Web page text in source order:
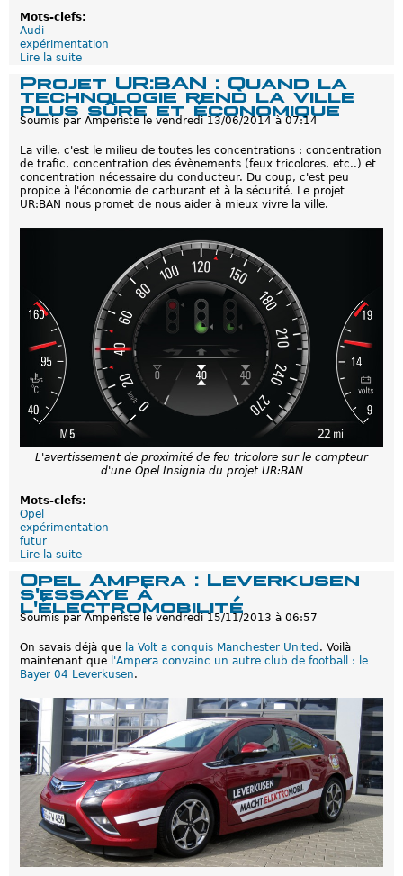
Mots-clefs:
Audi
expérimentation
Lire la suite
A
u
d
u
b
l
i
e
e
e
x
r
m
t
i
o
s
h
y
i
d
e
s
r
e
c
h
a
r
g
e
Projet UR:BAN : Quand la
technologie rend la ville
plus sûre et économique
Soumis par Amperistele vendredi 13/06/2014 à 07:14
La ville, c'est le milieu de toutes les concentrations : concentration
de trafic, concentration des évènements (feux tricolores, etc..) et
concentration nécessaire du conducteur. Du coup, c'est peu
propice à l'économie de carburant et à la sécurité. Le projet
UR:BAN nous promet de nous aider à mieux vivre la ville.
L'avertissement de proximité de feu tricolore sur le compteur
d'une Opel Insignia du projet UR:BAN
Mots-clefs:
Opel
expérimentation
futur
Lire la suite
r
o
t
U
R
B
A
N
:
Q
u
a
n
d
l
a
t
e
Opel Ampera : Leverkusen
s'essaye à
l'électromobilité
Soumis parAmperistele vendredi 15/11/2013 à 06:57
On savais déjà que la Volt a conquis Manchester United . Voilà
maintenant que l'Ampera convainc un autre club de football : le
Bayer 04 Leverkusen.